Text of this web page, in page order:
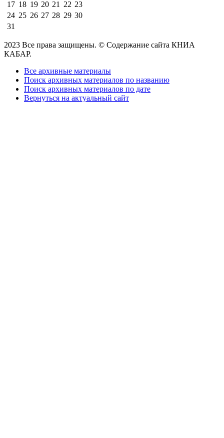
17 18 19 20 21 22 23
24 25 26 27 28 29 30
31
2023 Все права защищены. © Содержание сайта КНИА
КАБАР.
Все архивные материалы
Поиск архивных материалов по названию
Поиск архивных материалов по дате
Вернуться на актуальный сайт